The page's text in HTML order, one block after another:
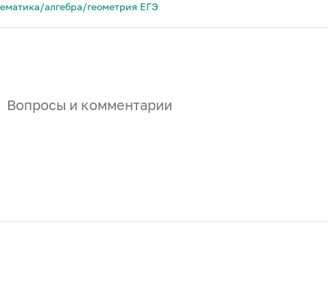
алгебра/геометрия ЕГЭ
Вопросы и комментарии